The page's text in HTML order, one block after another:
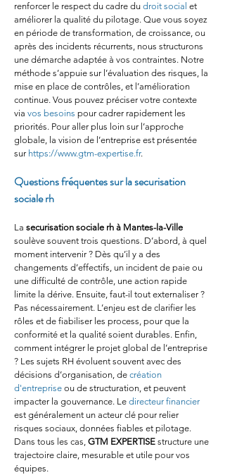
renforcer le respect du cadre du droit social et
améliorer la qualité du pilotage. Que vous soyez
en période de transformation, de croissance, ou
après des incidents récurrents, nous structurons
une démarche adaptée à vos contraintes. Notre
méthode s’appuie sur l’évaluation des risques, la
mise en place de contrôles, et l’amélioration
continue. Vous pouvez préciser votre contexte
via vos besoins pour cadrer rapidement les
priorités. Pour aller plus loin sur l’approche
globale, la vision de l’entreprise est présentée
sur https://www.gtm-expertise.fr.
Questions fréquentes sur la securisation
sociale rh
La securisation sociale rh à Mantes-la-Ville
soulève souvent trois questions. D’abord, à quel
moment intervenir ? Dès qu’il y a des
changements d’effectifs, un incident de paie ou
une difficulté de contrôle, une action rapide
limite la dérive. Ensuite, faut-il tout externaliser ?
Pas nécessairement. L’enjeu est de clarifier les
rôles et de fiabiliser les process, pour que la
conformité et la qualité soient durables. Enfin,
comment intégrer le projet global de l’entreprise
? Les sujets RH évoluent souvent avec des
décisions d’organisation, de création
d'entreprise ou de structuration, et peuvent
impacter la gouvernance. Le directeur financier
est généralement un acteur clé pour relier
risques sociaux, données fiables et pilotage.
Dans tous les cas, GTM EXPERTISE structure une
trajectoire claire, mesurable et utile pour vos
équipes.